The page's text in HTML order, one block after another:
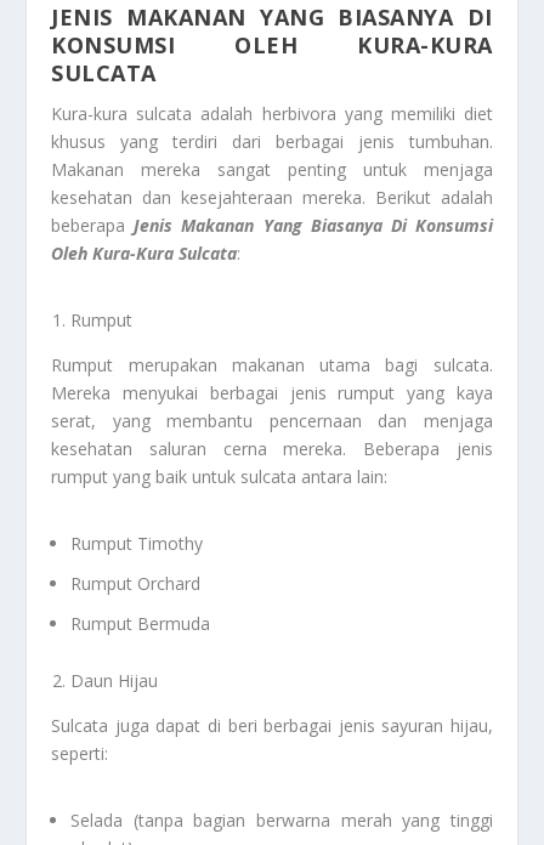
JENIS MAKANAN YANG BIASANYA DI
KONSUMSI OLEH KURA-KURA
SULCATA
Kura-kura sulcata adalah herbivora yang memiliki diet
khusus yang terdiri dari berbagai jenis tumbuhan.
Makanan mereka sangat penting untuk menjaga
kesehatan dan kesejahteraan mereka. Berikut adalah
beberapaJenis Makanan Yang Biasanya DiKonsumsi
Oleh Kura-Kura Sulcata:
Rumput
Rumput merupakan makanan utama bagi sulcata.
Mereka menyukai berbagai jenis rumput yang kaya
serat, yang membantu pencernaan dan menjaga
kesehatan saluran cerna mereka. Beberapa jenis
rumput yang baik untuk sulcata antara lain:
Rumput Timothy
Rumput Orchard
Rumput Bermuda
Daun Hijau
Sulcata juga dapat di beri berbagai jenis sayuran hijau,
seperti:
Selada (tanpa bagian berwarna merah yang tinggi